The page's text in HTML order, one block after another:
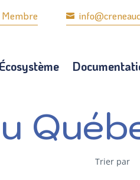

Écosystème
Membre 
Écosystème
Trier par